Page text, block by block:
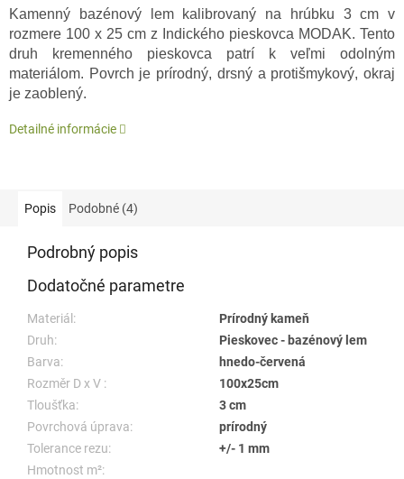
Kamenný bazénový lem kalibrovaný na hrúbku 3 cm v
rozmere 100 x 25 cm z Indického pieskovca MODAK. Tento
druh kremenného pieskovca patrí k veľmi odolným
materiálom. Povrch je prírodný, drsný a protišmykový, okraj
je zaoblený.
Detailné informácie
Popis Podobné (4)
Podrobný popis
Dodatočné parametre
Materiál:
Prírodný kameň
Druh:
Pieskovec - bazénový lem
Barva:
hnedo-červená
Rozměr D x V :
100x25cm
Tloušťka:
3 cm
Povrchová úprava:
prírodný
Tolerance rezu:
+/- 1 mm
Hmotnost m²: